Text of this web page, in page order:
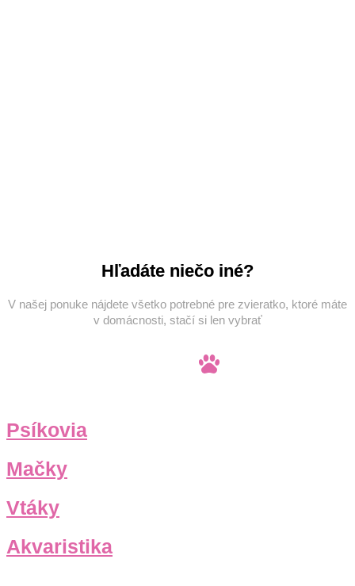
Hľadáte niečo iné?
V našej ponuke nájdete všetko potrebné pre zvieratko, ktoré máte
v domácnosti, stačí si len vybrať
Psíkovia
Mačky
Vtáky
Akvaristika